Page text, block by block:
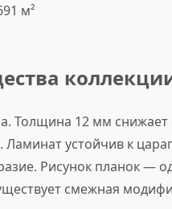
м²
Толщина 12 мм снижает
Ламинат устойчив к
Рисунок планок —
смежная